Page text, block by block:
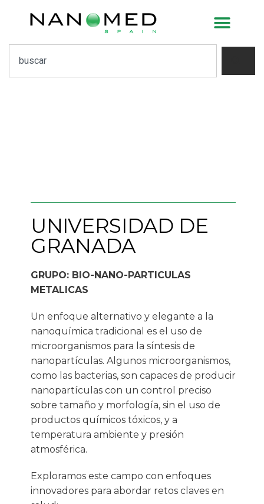
Universidad de Granada
UNIVERSIDAD DE
GRANADA
GRUPO: BIO-NANO-PARTICULAS
METALICAS
Un enfoque alternativo y elegante a la
nanoquímica tradicional es el uso de
microorganismos para la síntesis de
nanopartículas. Algunos microorganismos,
como las bacterias, son capaces de producir
nanopartículas con un control preciso
sobre tamaño y morfología, sin el uso de
productos químicos tóxicos, y a
temperatura ambiente y presión
atmosférica.
Exploramos este campo con enfoques
innovadores para abordar retos claves en